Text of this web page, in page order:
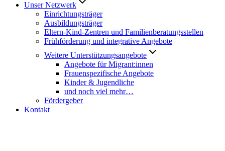
Unser Netzwerk
Einrichtungsträger
Ausbildungsträger
Eltern-Kind-Zentren und Familienberatungsstellen
Frühförderung und integrative Angebote
Weitere Unterstützungsangebote
Angebote für Migrant:innen
Frauenspezifische Angebote
Kinder & Jugendliche
und noch viel mehr…
Fördergeber
Kontakt